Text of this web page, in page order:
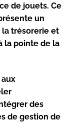
de jouets. Ce
un
la trésorerie et
la pointe de la
aux
des
de gestion de